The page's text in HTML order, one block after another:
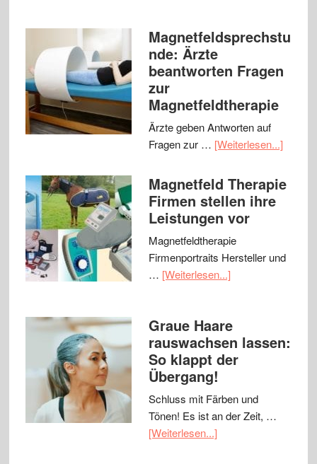
Magnetfeldsprechstu
nde: Ärzte
beantworten Fragen
zur
Magnetfeldtherapie
Ärzte geben Antworten auf
Fragen zur … [Weiterlesen...]
Magnetfeld Therapie
Firmen stellen ihre
Leistungen vor
Magnetfeldtherapie
Firmenportraits Hersteller und
… [Weiterlesen...]
Graue Haare
rauswachsen lassen:
So klappt der
Übergang!
Schluss mit Färben und
Tönen! Es ist an der Zeit, …
[Weiterlesen...]